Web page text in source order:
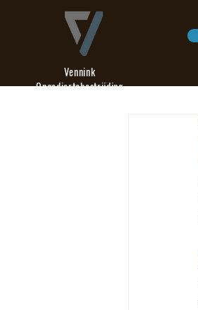
Vennink
Ongediertebestrijding